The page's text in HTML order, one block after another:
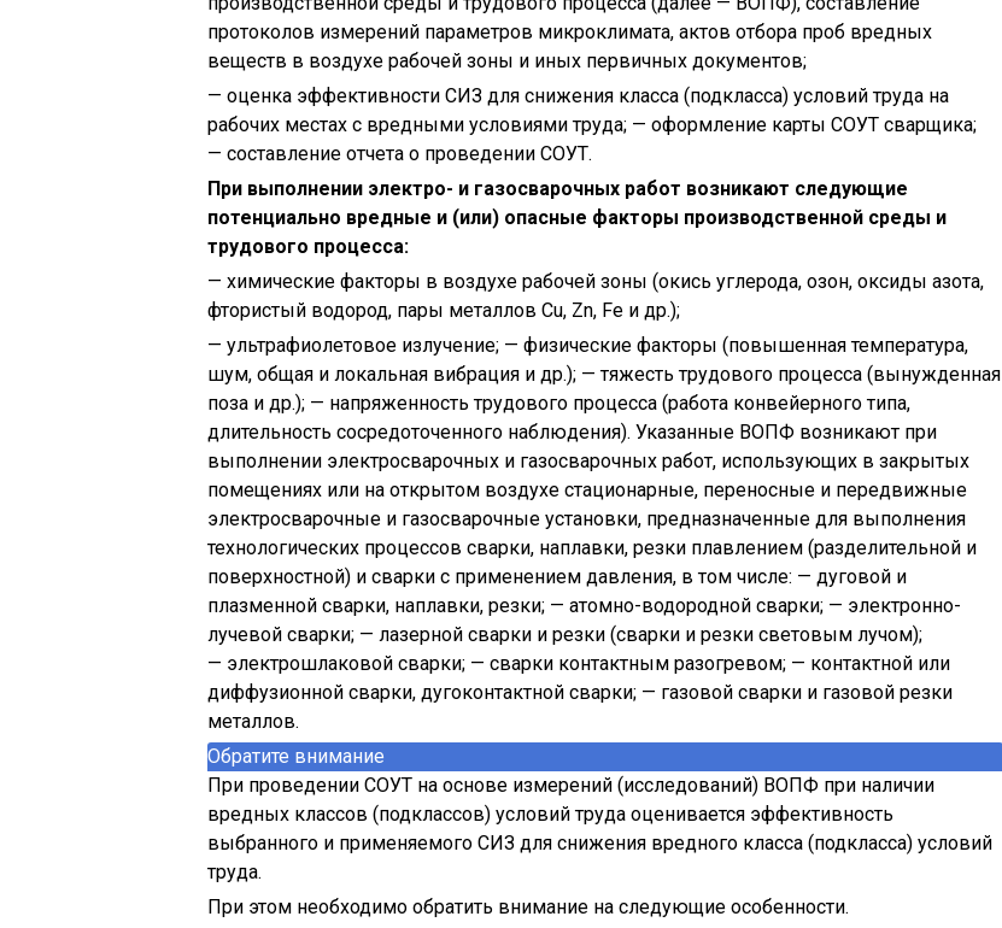
протоколов измерений параметров микроклимата, актов отбора проб вредных
веществ в воздухе рабочей зоны и иных первичных документов;
— оценка эффективности СИЗ для снижения класса (подкласса) условий труда на
рабочих местах с вредными условиями труда; — оформление карты СОУТ сварщика;
— составление отчета о проведении СОУТ.
При выполнении электро- и газосварочных работ возникают следующие
потенциально вредные и (или) опасные факторы производственной среды и
трудового процесса:
— химические факторы в воздухе рабочей зоны (окись углерода, озон, оксиды азота,
фтористый водород, пары металлов Cu, Zn, Fe и др.);
— ультрафиолетовое излучение; — физические факторы (повышенная температура,
шум, общая и локальная вибрация и др.); — тяжесть трудового процесса (вынужденная
поза и др.); — напряженность трудового процесса (работа конвейерного типа,
длительность сосредоточенного наблюдения). Указанные ВОПФ возникают при
выполнении электросварочных и газосварочных работ, использующих в закрытых
помещениях или на открытом воздухе стационарные, переносные и передвижные
электросварочные и газосварочные установки, предназначенные для выполнения
технологических процессов сварки, наплавки, резки плавлением (разделительной и
поверхностной) и сварки с применением давления, в том числе: — дуговой и
плазменной сварки, наплавки, резки; — атомно-водородной сварки; — электронно-
лучевой сварки; — лазерной сварки и резки (сварки и резки световым лучом);
— электрошлаковой сварки; — сварки контактным разогревом; — контактной или
диффузионной сварки, дугоконтактной сварки; — газовой сварки и газовой резки
металлов.
Обратите внимание
При проведении СОУТ на основе измерений (исследований) ВОПФ при наличии
вредных классов (подклассов) условий труда оценивается эффективность
выбранного и применяемого СИЗ для снижения вредного класса (подкласса) условий
труда.
При этом необходимо обратить внимание на следующие особенности.